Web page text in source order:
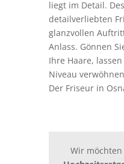
liegt im Detail.
detailverliebten
glanzvollen
Anlass. Gönnen
Ihre Haare,
Niveau
Der Friseur in
Wir